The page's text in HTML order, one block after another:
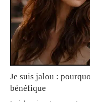
Je suis jalou :
bénéfique